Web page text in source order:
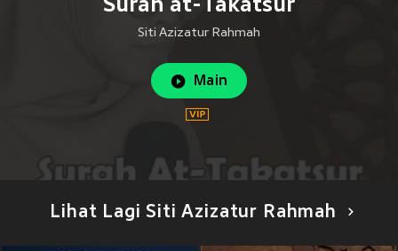
Siti Azizatur Rahmah
Main
Lihat Lagi Siti Azizatur Rahmah